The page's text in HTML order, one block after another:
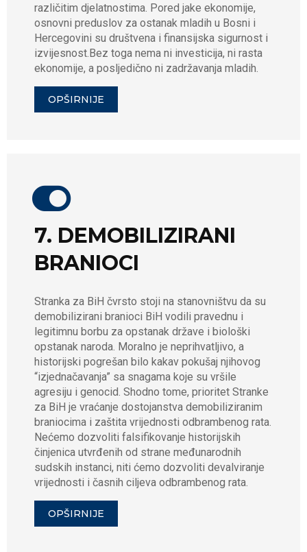
različitim djelatnostima. Pored jake ekonomije,
osnovni preduslov za ostanak mladih u Bosni i
Hercegovini su društvena i finansijska sigurnost i
izvijesnost.Bez toga nema ni investicija, ni rasta
ekonomije, a posljedično ni zadržavanja mladih.
OPŠIRNIJE
7. DEMOBILIZIRANI
BRANIOCI
Stranka za BiH čvrsto stoji na stanovništvu da su
demobilizirani branioci BiH vodili pravednu i
legitimnu borbu za opstanak države i biološki
opstanak naroda. Moralno je neprihvatljivo, a
historijski pogrešan bilo kakav pokušaj njihovog
“izjednačavanja” sa snagama koje su vršile
agresiju i genocid. Shodno tome, prioritet Stranke
za BiH je vraćanje dostojanstva demobiliziranim
braniocima i zaštita vrijednosti odbrambenog rata.
Nećemo dozvoliti falsifikovanje historijskih
činjenica utvrđenih od strane međunarodnih
sudskih instanci, niti ćemo dozvoliti devalviranje
vrijednosti i časnih ciljeva odbrambenog rata.
OPŠIRNIJE